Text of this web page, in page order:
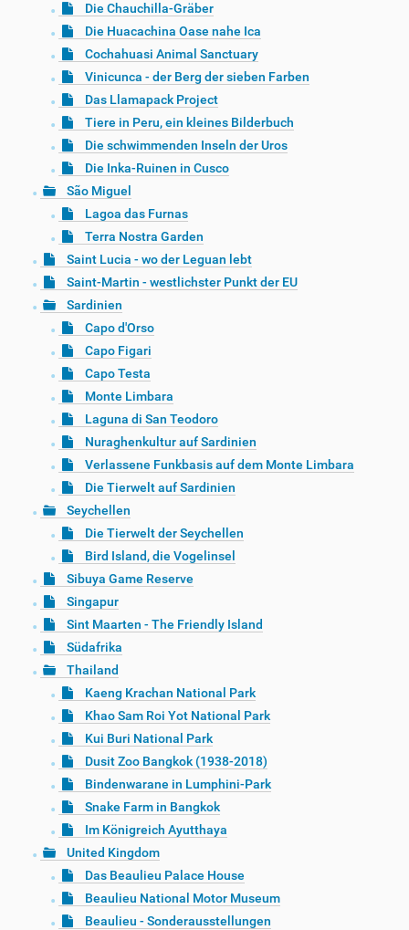
Die Chauchilla-Gräber
Die Huacachina Oase nahe Ica
Cochahuasi Animal Sanctuary
Vinicunca - der Berg der sieben Farben
Das Llamapack Project
Tiere in Peru, ein kleines Bilderbuch
Die schwimmenden Inseln der Uros
Die Inka-Ruinen in Cusco
São Miguel
Lagoa das Furnas
Terra Nostra Garden
Saint Lucia - wo der Leguan lebt
Saint-Martin - westlichster Punkt der EU
Sardinien
Capo d'Orso
Capo Figari
Capo Testa
Monte Limbara
Laguna di San Teodoro
Nuraghenkultur auf Sardinien
Verlassene Funkbasis auf dem Monte Limbara
Die Tierwelt auf Sardinien
Seychellen
Die Tierwelt der Seychellen
Bird Island, die Vogelinsel
Sibuya Game Reserve
Singapur
Sint Maarten - The Friendly Island
Südafrika
Thailand
Kaeng Krachan National Park
Khao Sam Roi Yot National Park
Kui Buri National Park
Dusit Zoo Bangkok (1938-2018)
Bindenwarane in Lumphini-Park
Snake Farm in Bangkok
Im Königreich Ayutthaya
United Kingdom
Das Beaulieu Palace House
Beaulieu National Motor Museum
Beaulieu - Sonderausstellungen